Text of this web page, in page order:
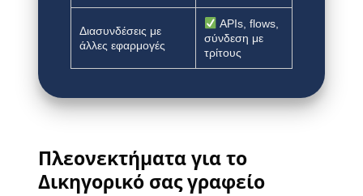
Διασυνδέσεις με
άλλες εφαρμογές
APIs, flows,
σύνδεση με
τρίτους
Πλεονεκτήματα για το
Δικηγορικό σας γραφείο